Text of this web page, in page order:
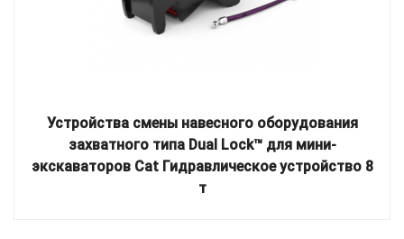
Устройства смены навесного оборудования
захватного типа Dual Lock™ для мини-
экскаваторов Cat Гидравлическое устройство 8
т